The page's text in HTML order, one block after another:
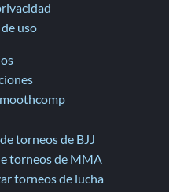
uso
torneos de BJJ
torneos de MMA
torneos de lucha